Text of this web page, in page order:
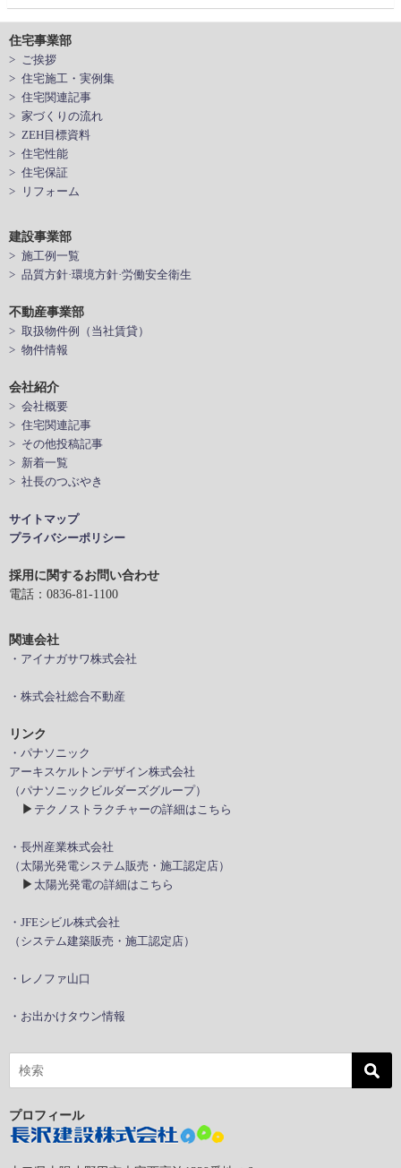
住宅事業部
> ご挨拶
> 住宅施工・実例集
> 住宅関連記事
> 家づくりの流れ
> ZEH目標資料
> 住宅性能
> 住宅保証
> リフォーム
建設事業部
> 施工例一覧
> 品質方針·環境方針·労働安全衛生
不動産事業部
> 取扱物件例（当社賃貸）
> 物件情報
会社紹介
> 会社概要
> 住宅関連記事
> その他投稿記事
> 新着一覧
> 社長のつぶやき
サイトマップ
プライバシーポリシー
採用に関するお問い合わせ
電話：0836-81-1100
関連会社
・アイナガサワ株式会社
・株式会社総合不動産
リンク
・パナソニック
アーキスケルトンデザイン株式会社
（パナソニックビルダーズグループ）
▶ テクノストラクチャーの詳細はこちら
・長州産業株式会社
（太陽光発電システム販売・施工認定店）
▶ 太陽光発電の詳細はこちら
・JFEシビル株式会社
（システム建築販売・施工認定店）
・レノファ山口
・お出かけタウン情報
プロフィール